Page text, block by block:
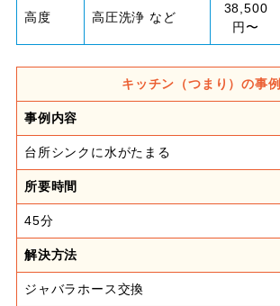
高度 高圧洗浄 など
38,500
円〜
キッチン（つまり）の事例
事例内容
台所シンクに水がたまる
所要時間
45分
解決方法
ジャバラホース交換